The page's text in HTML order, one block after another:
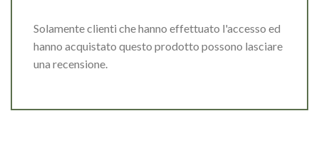
Solamente clienti che hanno effettuato l'accesso ed
hanno acquistato questo prodotto possono lasciare
una recensione.